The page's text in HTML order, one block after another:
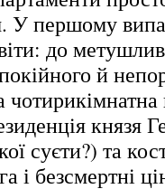
У першому
до
й
князя
суєти?) та
і безсмертні